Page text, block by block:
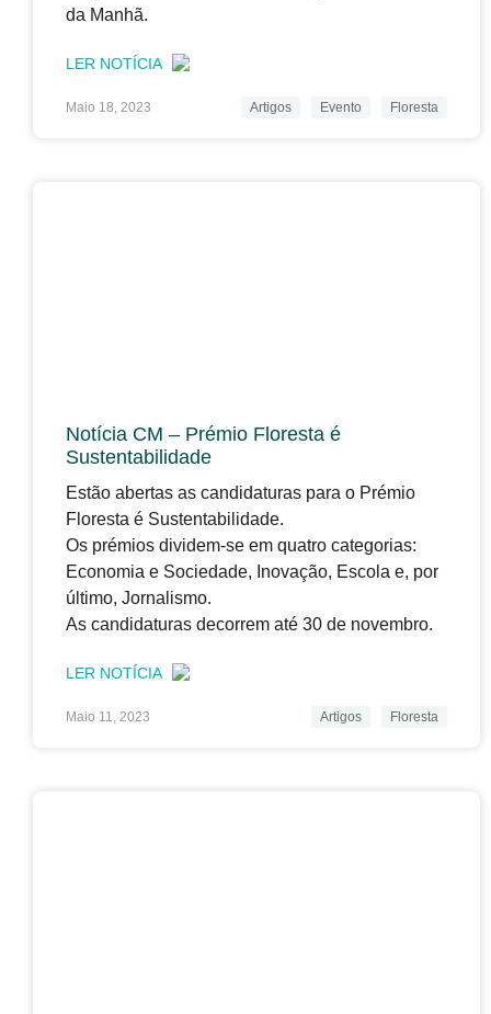
da Manhã.
LER NOTÍCIA
Maio 18, 2023 Artigos Evento Floresta
Notícia CM – Prémio Floresta é
Sustentabilidade
Estão abertas as candidaturas para o Prémio
Floresta é Sustentabilidade.
Os prémios dividem-se em quatro categorias:
Economia e Sociedade, Inovação, Escola e, por
último, Jornalismo.
As candidaturas decorrem até 30 de novembro.
LER NOTÍCIA
Maio 11, 2023 Artigos Floresta